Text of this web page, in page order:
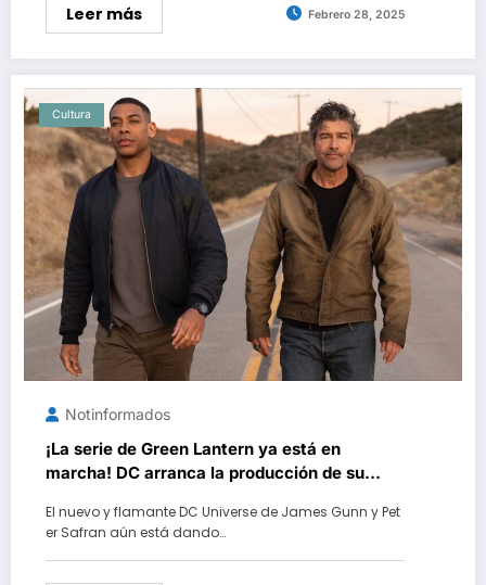
Leer más Febrero 28, 2025
Cultura
Notinformados
¡La serie de Green Lantern ya está en
marcha! DC arranca la producción de su
El nuevo y flamante DC Universe de James Gunn y Pet
er Safran aún está dando…